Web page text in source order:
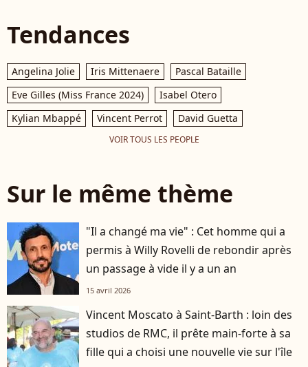
Tendances
Angelina Jolie Iris Mittenaere
Pascal Bataille
Eve Gilles (Miss France 2024)
Isabel Otero
Kylian Mbappé
Vincent Perrot David Guetta
VOIR TOUS LES PEOPLE
Sur le même thème
"Il a changé ma vie" : Cet homme qui a
permis à Willy Rovelli de rebondir après
un passage à vide il y a un an
15 avril 2026
Vincent Moscato à Saint-Barth : loin des
studios de RMC, il prête main-forte à sa
fille qui a choisi une nouvelle vie sur l'île